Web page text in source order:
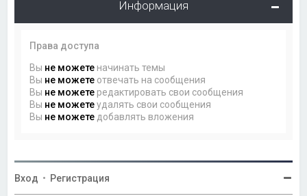
Информация
Права доступа
Вы не можете начинать темы
Вы не можете отвечать на сообщения
Вы не можете редактировать свои сообщения
Вы не можетеудалять свои сообщения
Вы не можете добавлять вложения
Вход • Регистрация